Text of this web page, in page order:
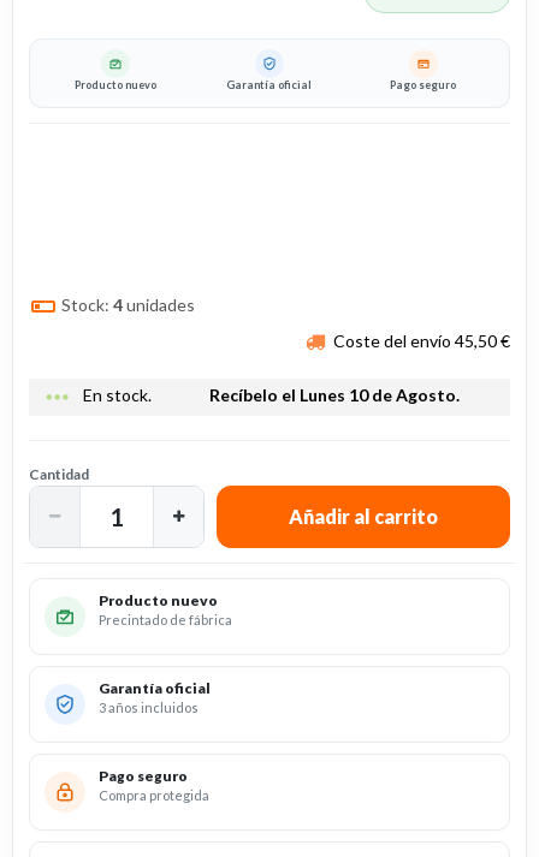
Producto nuevo Garantía oficial Pago seguro
Stock: 4unidades
Coste del envío 45,50 €
more_horiz En stock. Recíbelo el Lunes 10 de Agosto.
Cantidad
Producto nuevo
Precintado de fábrica
Garantía oficial
3 años incluidos
Pago seguro
Compra protegida